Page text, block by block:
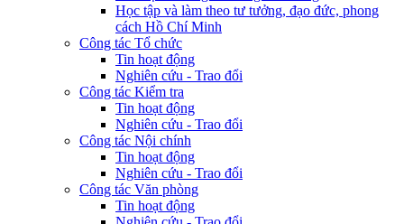
Học tập và làm theo tư tưởng, đạo đức, phong
cách Hồ Chí Minh
Công tác Tổ chức
Tin hoạt động
Nghiên cứu - Trao đổi
Công tác Kiểm tra
Tin hoạt động
Nghiên cứu - Trao đổi
Công tác Nội chính
Tin hoạt động
Nghiên cứu - Trao đổi
Công tác Văn phòng
Tin hoạt động